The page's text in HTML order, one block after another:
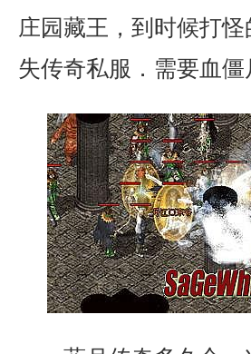
庄园藏王，到时候打
失传奇私服．需要血